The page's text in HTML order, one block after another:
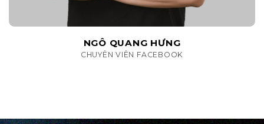
NGÔ QUANG HƯNG
CHUYÊN VIÊN FACEBOOK